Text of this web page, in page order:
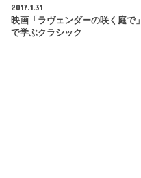
2017.1.31
映画「ラヴェンダーの咲く庭で」
で学ぶクラシック